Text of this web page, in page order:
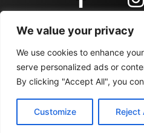
We value your privacy
We use cookies to enhance
serve personalized ads or
By clicking "Accept All", you
Customize Reject
KONTAKT
IMPRESSUM